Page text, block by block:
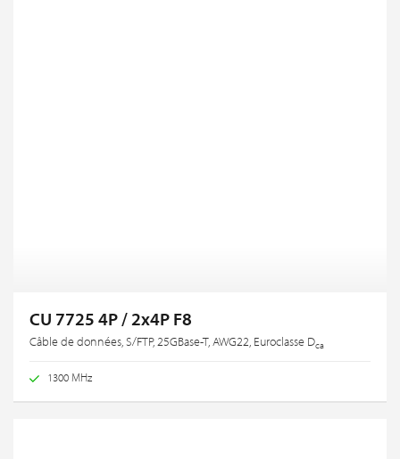
CU 7725 4P / 2x4P F8
Câble de données, S/FTP, 25GBase-T, AWG22, Euroclasse Dca
1300 MHz